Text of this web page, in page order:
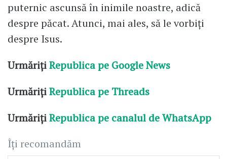
puternic ascunsă în inimile noastre, adică
despre păcat. Atunci, mai ales, să le vorbiți
despre Isus.
UrmărițiRepublica pe Google News
UrmărițiRepublica pe Threads
UrmărițiRepublica pe canalul de WhatsApp
Îți recomandăm